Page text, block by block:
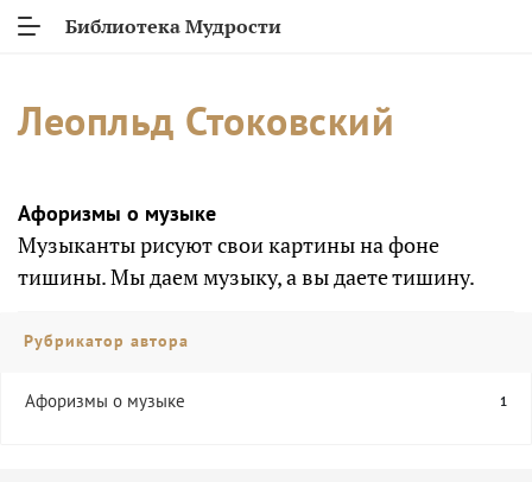
Библиотека Мудрости
Леопльд Стоковский
Афоризмы о музыке
Музыканты рисуют свои картины на фоне
тишины. Мы даем музыку, а вы даете тишину.
Рубрикатор автора
Афоризмы о музыке 1